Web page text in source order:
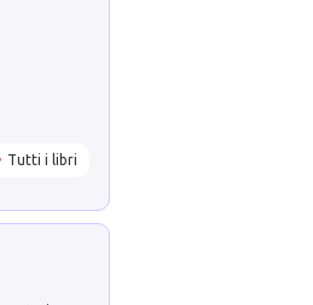
Tutti i libri